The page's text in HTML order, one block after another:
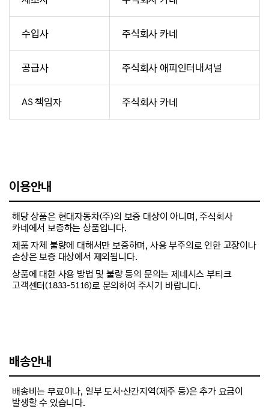
수입사 주식회사 카네
공급사 주식회사 애피인터내셔널
AS 책임자 주식회사 카네
이용안내
해당 상품은 현대자동차(주)의 보증 대상이 아니며, 주식회사
카네에서 보증하는 상품입니다.
제품 자체 불량에 대해서만 보증하며, 사용 부주의로 인한 고장이나
손상은 보증 대상에서 제외됩니다.
상품에 대한 사용 방법 및 불량 등의 문의는 제네시스 부티크
고객센터(1833-5116)로 문의하여 주시기 바랍니다.
배송안내
배송비는 무료이나, 일부 도서·산간지역(제주 등)은 추가 요금이
발생할 수 있습니다.